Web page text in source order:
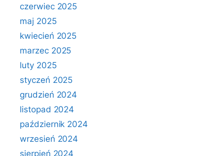
czerwiec 2025
maj 2025
kwiecień 2025
marzec 2025
luty 2025
styczeń 2025
grudzień 2024
listopad 2024
październik 2024
wrzesień 2024
sierpień 2024